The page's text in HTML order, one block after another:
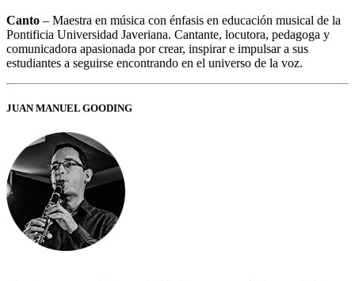
Canto – Maestra en música con énfasis en educación musical de la
Pontificia Universidad Javeriana. Cantante, locutora, pedagoga y
comunicadora apasionada por crear, inspirar e impulsar a sus
estudiantes a seguirse encontrando en el universo de la voz.
JUAN MANUEL GOODING